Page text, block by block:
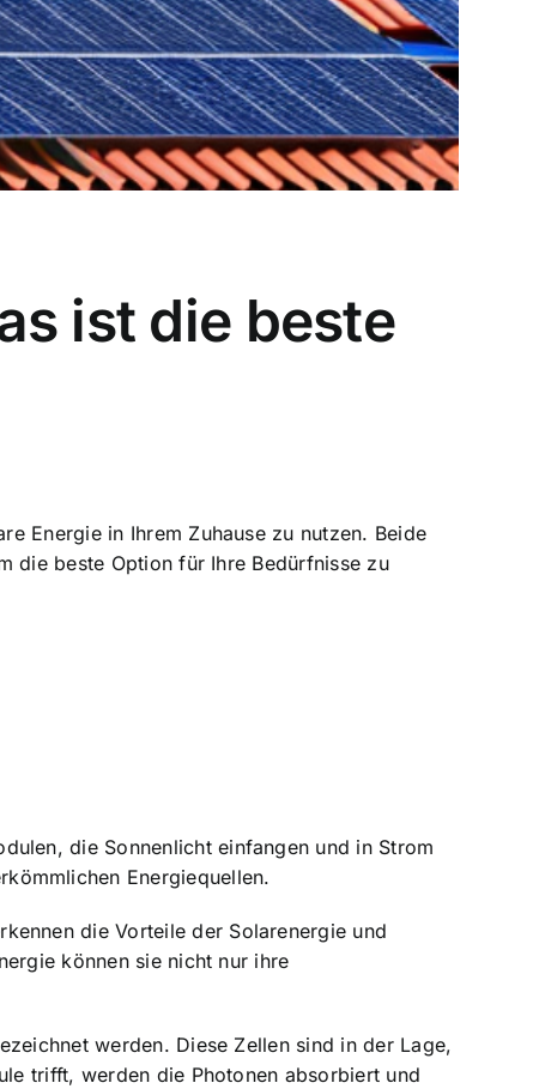
ist die beste
Energie in Ihrem Zuhausezu nutzen. Beide
die beste Option für Ihre Bedürfnisse zu
die Sonnenlicht einfangen und in Strom
Energiequellen.
die Vorteile der Solarenergie und
können sie nicht nur ihre
werden. Diese Zellen sind in der Lage,
trifft, werden die Photonen absorbiert und